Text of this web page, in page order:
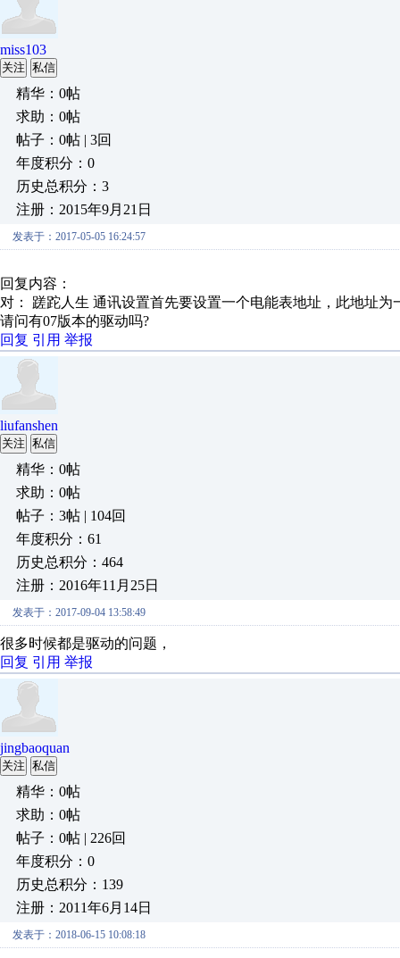
miss103
关注 私信
精华：0帖
求助：0帖
帖子：0帖 | 3回
年度积分：0
历史总积分：3
注册：2015年9月21日
发表于：2017-05-05 16:24:57
回复内容：
对： 蹉跎人生 通讯设置首先要设置一个电能表地址，此地址为
请问有07版本的驱动吗?
回复 引用 举报
liufanshen
关注 私信
精华：0帖
求助：0帖
帖子：3帖 | 104回
年度积分：61
历史总积分：464
注册：2016年11月25日
发表于：2017-09-04 13:58:49
很多时候都是驱动的问题，
回复 引用 举报
jingbaoquan
关注 私信
精华：0帖
求助：0帖
帖子：0帖 | 226回
年度积分：0
历史总积分：139
注册：2011年6月14日
发表于：2018-06-15 10:08:18